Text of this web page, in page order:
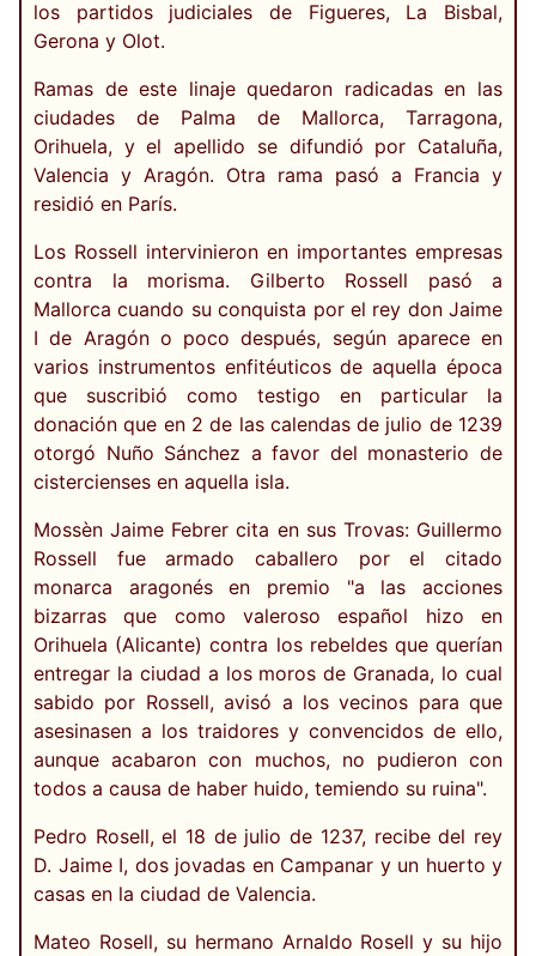
los partidos judiciales de Figueres, La Bisbal,
Gerona y Olot.
Ramas de este linaje quedaron radicadas en las
ciudades de Palma de Mallorca, Tarragona,
Orihuela, y el apellido se difundió por Cataluña,
Valencia y Aragón. Otra rama pasó a Francia y
residió en París.
Los Rossell intervinieron en importantes empresas
contra la morisma. Gilberto Rossell pasó a
Mallorca cuando su conquista por el rey don Jaime
I de Aragón o poco después, según aparece en
varios instrumentos enfitéuticos de aquella época
que suscribió como testigo en particular la
donación que en 2 de las calendas de julio de 1239
otorgó Nuño Sánchez a favor del monasterio de
cistercienses en aquella isla.
Mossèn Jaime Febrer cita en sus Trovas: Guillermo
Rossell fue armado caballero por el citado
monarca aragonés en premio "a las acciones
bizarras que como valeroso español hizo en
Orihuela (Alicante) contra los rebeldes que querían
entregar la ciudad a los moros de Granada, lo cual
sabido por Rossell, avisó a los vecinos para que
asesinasen a los traidores y convencidos de ello,
aunque acabaron con muchos, no pudieron con
todos a causa de haber huido, temiendo su ruina".
Pedro Rosell, el 18 de julio de 1237, recibe del rey
D. Jaime I, dos jovadas en Campanar y un huerto y
casas en la ciudad de Valencia.
Mateo Rosell, su hermano Arnaldo Rosell y su hijo